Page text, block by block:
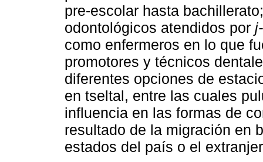
pre-escolar hasta
odontológicos atendidos por
como enfermeros en lo que
promotores y técnicos
diferentes opciones de
en tseltal, entre las cuales
influencia en las formas de
resultado de la migración en
estados del país o el